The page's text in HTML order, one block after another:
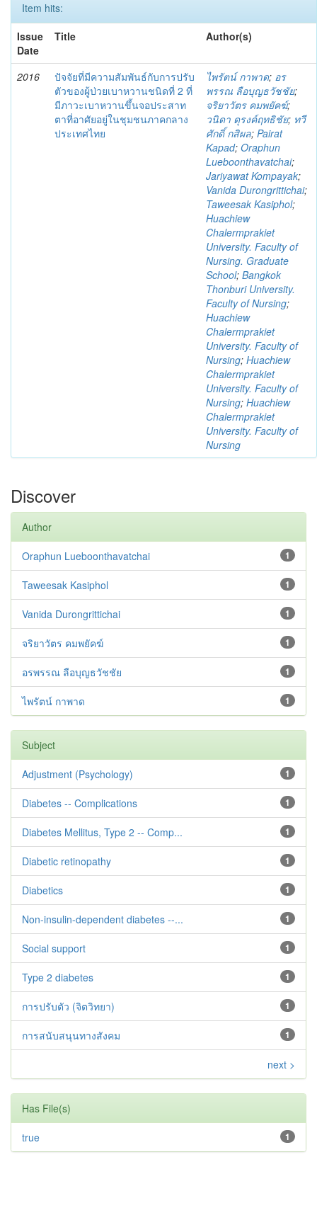
Item hits:
Issue
Date
Title Author(s)
2016
ปัจจัยที่มีความสัมพันธ์กับการปรับ
ตัวของผู้ป่วยเบาหวานชนิดที่ 2 ที่
มีภาวะเบาหวานขึ้นจอประสาท
ตาที่อาศัยอยู่ในชุมชนภาคกลาง
ประเทศไทย
ไพรัตน์ กาพาด; อร
พรรณ ลือบุญธวัชชัย;
จริยาวัตร คมพยัคฆ์;
วนิดา ดุรงค์ฤทธิชัย; ทวี
ศักดิ์ กสิผล; Pairat
Kapad; Oraphun
Lueboonthavatchai;
Jariyawat Kompayak;
Vanida Durongrittichai;
Taweesak Kasiphol;
Huachiew
Chalermprakiet
University. Faculty of
Nursing. Graduate
School; Bangkok
Thonburi University.
Faculty of Nursing;
Huachiew
Chalermprakiet
University. Faculty of
Nursing; Huachiew
Chalermprakiet
University. Faculty of
Nursing; Huachiew
Chalermprakiet
University. Faculty of
Nursing
Discover
Author
1
Oraphun Lueboonthavatchai
1
Taweesak Kasiphol
1
Vanida Durongrittichai
1
จริยาวัตร คมพยัคฆ์
1
อรพรรณ ลือบุญธวัชชัย
1
ไพรัตน์ กาพาด
Subject
1
Adjustment ‪(Psychology)
1
Diabetes -- Complications
1
Diabetes Mellitus, Type 2 -- Comp...
1
Diabetic retinopathy
1
Diabetics
1
Non-insulin-dependent diabetes --...
1
Social support
1
Type 2 diabetes‬‬‬‬‬‬
1
การปรับตัว (จิตวิทยา)
1
การสนับสนุนทางสังคม
next >
Has File(s)
1
true